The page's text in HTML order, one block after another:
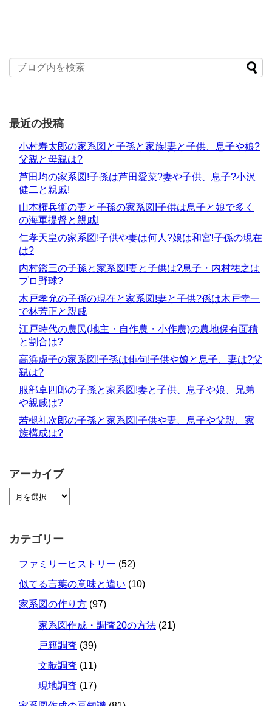
最近の投稿
小村寿太郎の家系図と子孫と家族!妻と子供、息子や娘?
父親と母親は?
芦田均の家系図!子孫は芦田愛菜?妻や子供、息子?小沢
健二と親戚!
山本権兵衛の妻と子孫の家系図!子供は息子と娘で多く
の海軍提督と親戚!
仁孝天皇の家系図!子供や妻は何人?娘は和宮!子孫の現在
は?
内村鑑三の子孫と家系図!妻と子供は?息子・内村祐之は
プロ野球?
木戸孝允の子孫の現在と家系図!妻と子供?孫は木戸幸一
で林芳正と親戚
江戸時代の農民(地主・自作農・小作農)の農地保有面積
と割合は?
高浜虚子の家系図!子孫は俳句!子供や娘と息子、妻は?父
親は?
服部卓四郎の子孫と家系図!妻と子供、息子や娘、兄弟
や親戚は?
若槻礼次郎の子孫と家系図!子供や妻、息子や父親、家
族構成は?
アーカイブ
カテゴリー
ファミリーヒストリー (52)
似てる言葉の意味と違い (10)
家系図の作り方 (97)
家系図作成・調査20の方法 (21)
戸籍調査 (39)
文献調査 (11)
現地調査 (17)